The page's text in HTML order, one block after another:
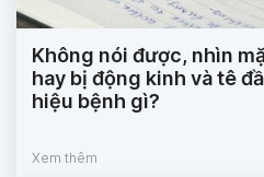
Không nói được, nhìn
hay bị động kinh và tê
hiệu bệnh gì?
Xem thêm